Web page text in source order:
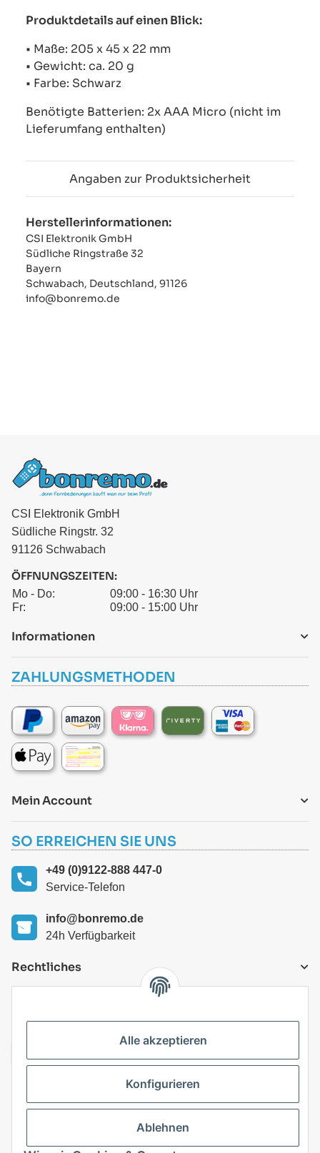
Produktdetails auf einen Blick:
• Maße: 205 x 45 x 22 mm
• Gewicht: ca. 20 g
• Farbe: Schwarz
Benötigte Batterien: 2x AAA Micro (nicht im
Lieferumfang enthalten)
Angaben zur Produktsicherheit
Herstellerinformationen:
CSI Elektronik GmbH
Südliche Ringstraße 32
Bayern
Schwabach, Deutschland, 91126
info@bonremo.de
CSI Elektronik GmbH
Südliche Ringstr. 32
91126 Schwabach
ÖFFNUNGSZEITEN:
Mo - Do:
09:00 - 16:30 Uhr
Fr:
09:00 - 15:00 Uhr
Informationen
ZAHLUNGSMETHODEN
Mein Account
SO ERREICHEN SIE UNS
+49 (0)9122-888 447-0
Service-Telefon
info@bonremo.de
24h Verfügbarkeit
Rechtliches
Vertrag widerrufen
Alle akzeptieren
Konfigurieren
Ablehnen